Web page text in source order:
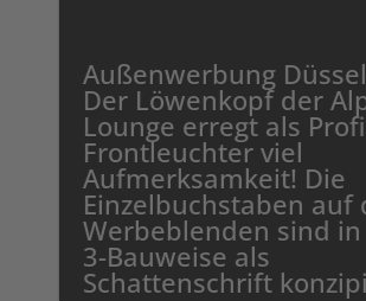
Außenwerbung
Der Löwenkopf der
Lounge erregt als
Frontleuchter viel
Aufmerksamkeit! Die
Einzelbuchstaben auf
Werbeblenden sind in
3-Bauweise als
Schattenschrift